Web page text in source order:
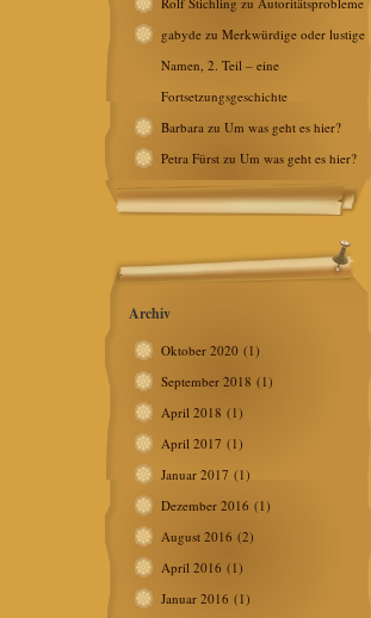
gabyde zu Merkwürdige oder lustige
Namen, 2. Teil – eine
Fortsetzungsgeschichte
Barbara zu Um was geht es hier?
Petra Fürst zu Um was geht es hier?
Archiv
Oktober 2020 (1)
September 2018 (1)
April 2018 (1)
April 2017 (1)
Januar 2017 (1)
Dezember 2016 (1)
August 2016 (2)
April 2016 (1)
Januar 2016 (1)